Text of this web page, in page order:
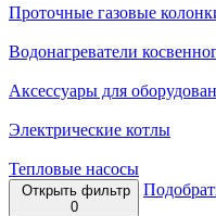
Проточные газовые
Водонагреватели
Аксессуары для
Электрические котлы
Тепловые насосы
Открыть фильтр
0